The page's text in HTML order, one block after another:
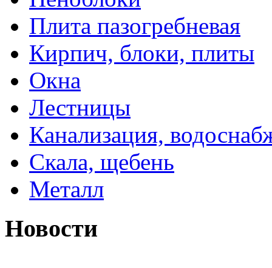
Плита пазогребневая
Кирпич, блоки, плиты
Окна
Лестницы
Канализация,
Скала, щебень
Металл
Новости